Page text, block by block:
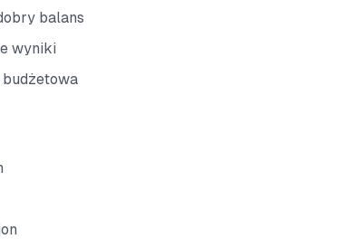
balans
wyniki